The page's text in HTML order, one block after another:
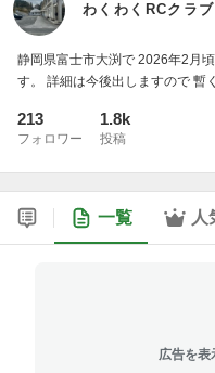
わくわくRCクラブ
静岡県富士市大渕で 2026年2月
す。 詳細は今後出しますので 暫
213
フォロワー
1.8k
投稿
一覧 人
広告を表